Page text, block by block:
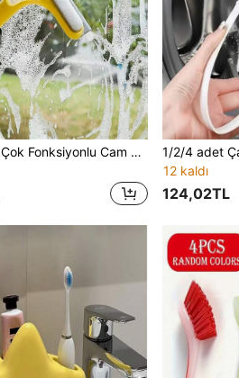
3'ü 1 Arada Çok Fonksiyonlu Cam Temizleme Seti, Sprey Şişesi, Çekçek, Fırça ve Sünger Dahil, Banyo Aynası, Pencere ve Araç Camı Temizliği İçin Uygun, Ev, Banyo ve Mutfak Cam Temizliği İçin Uygun
12 kaldı
124,02TL